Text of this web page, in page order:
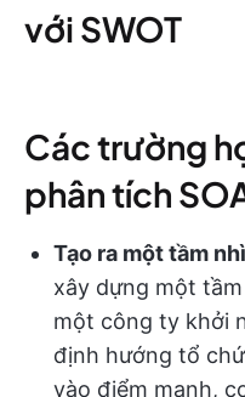
với SWOT
Các trường
phân tích
Tạo ra một tầm
xây dựng một
một công ty khởi
định hướng tổ
vào điểm mạnh,